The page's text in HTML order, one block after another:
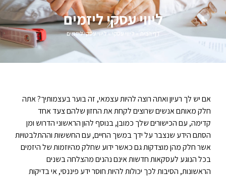
ליווי עסקי ליזמים
דף הבית » ליווי עסקי » ליווי עסקי ליזמים
אם יש לך רעיון ואתה רוצה להיות עצמאי, זה בוער בעצמותיך? אתה
חלק מאותם אנשים שרוצים לקחת את החזון שלהם צעד אחד
קדימה, עם הכישורים שלך כמובן, בנוסף להון הראשוני הדרוש ומן
הסתם הידע שנצבר על ידך במשך החיים, עם החששות וההתלבטויות
אשר חלק מהן מוצדקות גם כאשר ידוע שחלק מהיוזמות של היזמים
בכל הנוגע לעסקאות חדשות אינם נהנים מהצלחה בשנים
הראשונות, הסיבות לכך יכולות להיות חוסר ידע פיננסי, אי בדיקות